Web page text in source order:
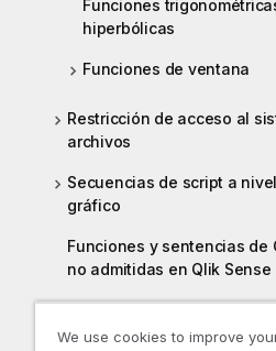
Funciones
hiperbólicas
Funciones de ventana
Restricción de acceso al
archivos
Secuencias de script a
gráfico
Funciones y sentencias de
no admitidas en Qlik Sense
Funciones y sentencias no
recomendadas en Qlik
We use cookies to improve